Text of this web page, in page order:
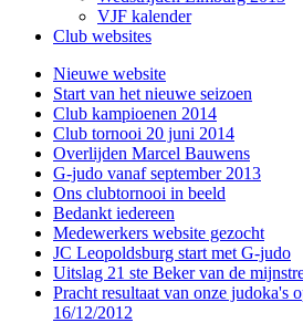
VJF kalender
Club websites
Nieuwe website
Start van het nieuwe seizoen
Club kampioenen 2014
Club tornooi 20 juni 2014
Overlijden Marcel Bauwens
G-judo vanaf september 2013
Ons clubtornooi in beeld
Bedankt iedereen
Medewerkers website gezocht
JC Leopoldsburg start met G-judo
Uitslag 21 ste Beker van de
Pracht resultaat van onze judoka's
16/12/2012